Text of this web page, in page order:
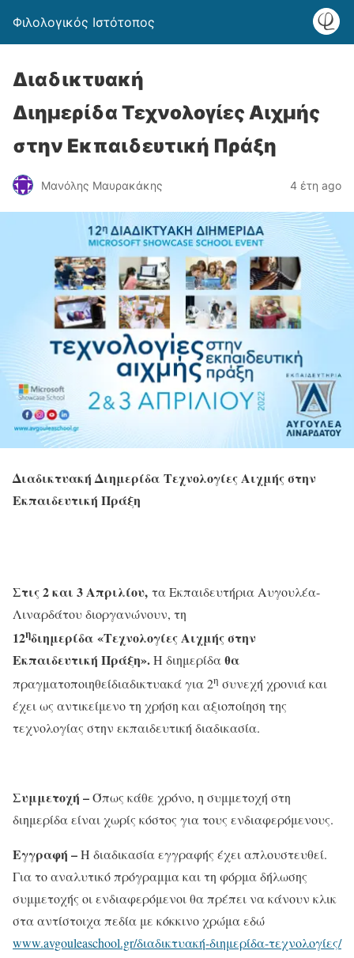
Φιλολογικός Ιστότοπος
Διαδικτυακή
Διημερίδα Τεχνολογίες Αιχμής
στην Εκπαιδευτική Πράξη
Μανόλης Μαυρακάκης 4 έτη ago
Διαδικτυακή Διημερίδα Τεχνολογίες Αιχμής στην
Εκπαιδευτική Πράξη
Στις 2 και 3 Απριλίου, τα Εκπαιδευτήρια Αυγουλέα-
Λιναρδάτου διοργανώνουν, τη
12ηδιημερίδα «Τεχνολογίες Αιχμής στην
Εκπαιδευτική Πράξη».Η διημερίδαθα
πραγματοποιηθείδιαδικτυακά για 2η συνεχή χρονιά και
έχει ως αντικείμενο τη χρήση και αξιοποίηση της
τεχνολογίας στην εκπαιδευτική διαδικασία.
Συμμετοχή –Όπως κάθε χρόνο, η συμμετοχή στη
διημερίδα είναι χωρίς κόστος για τους ενδιαφερόμενους.
Εγγραφή –Η διαδικασία εγγραφής έχει απλουστευθεί.
Για το αναλυτικό πρόγραμμα και τη φόρμα δήλωσης
συμμετοχής οι ενδιαφερόμενοι θα πρέπει να κάνουν κλικ
στα αντίστοιχα πεδία με κόκκινο χρώμα εδώ
www.avgouleaschool.gr/διαδικτυακή-διημερίδα-τεχνολογίες/